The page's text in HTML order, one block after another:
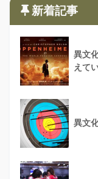
新着記事
異文
えて
異文